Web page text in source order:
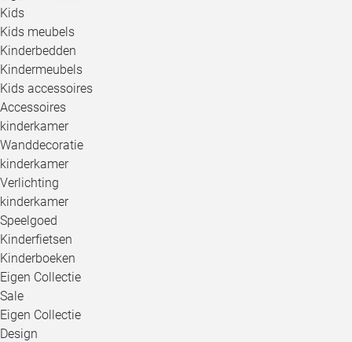
Kids
Kids meubels
Kinderbedden
Kindermeubels
Kids accessoires
Accessoires
kinderkamer
Wanddecoratie
kinderkamer
Verlichting
kinderkamer
Speelgoed
Kinderfietsen
Kinderboeken
Eigen Collectie
Sale
Eigen Collectie
Design